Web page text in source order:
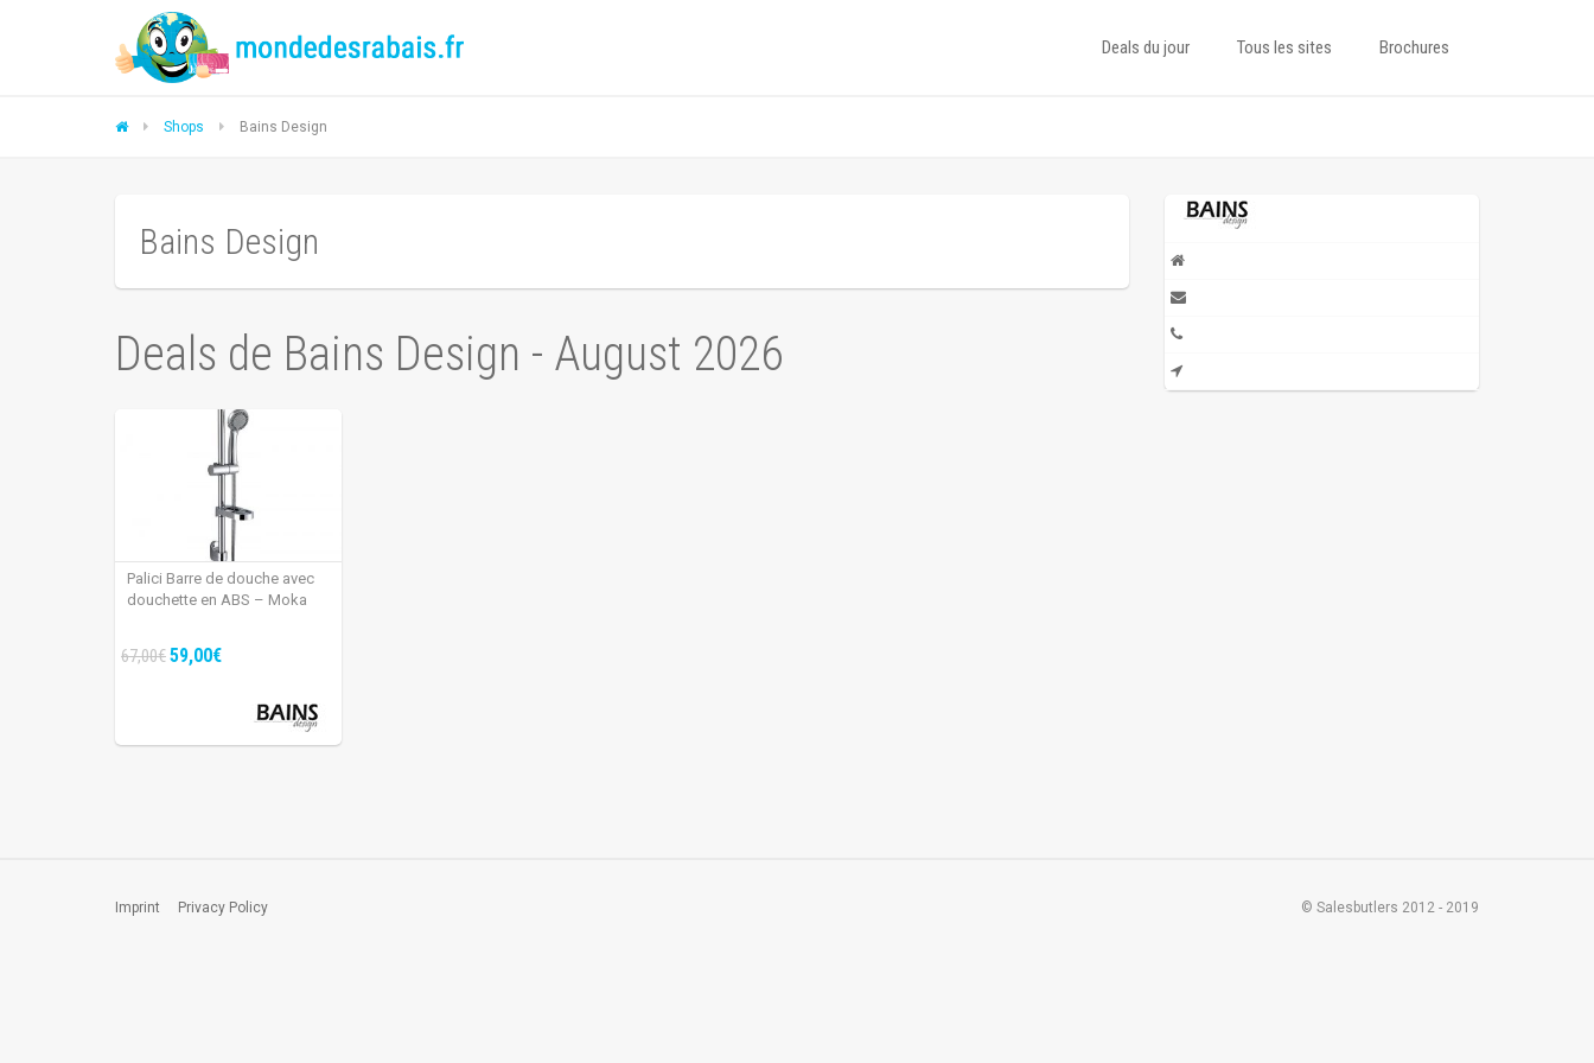
Deals du jour Tous les sites Brochures
Shops Bains Design
Bains Design
Deals de Bains Design - August 2026
Palici Barre de douche avec
douchette en ABS – Moka
67,00€59,00€
Imprint Privacy Policy © Salesbutlers 2012 - 2019